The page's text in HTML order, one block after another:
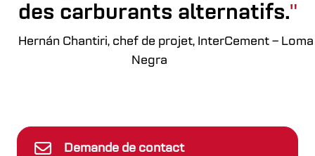
des carburants alternatifs.
Hernán Chantiri, chef de projet, InterCement – Loma
Negra
Demande de contact